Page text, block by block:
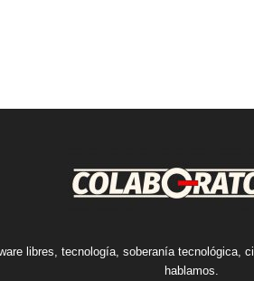
libres, tecnología, soberanía
hablamos.